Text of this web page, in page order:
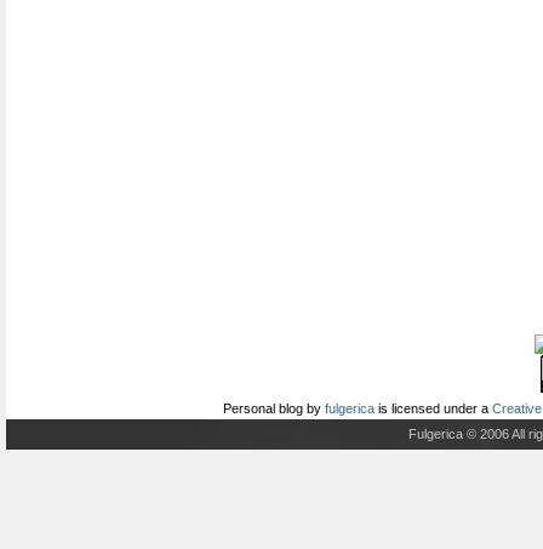
Personal blog by fulgerica is licensed under a
Fulgerica © 2006 All